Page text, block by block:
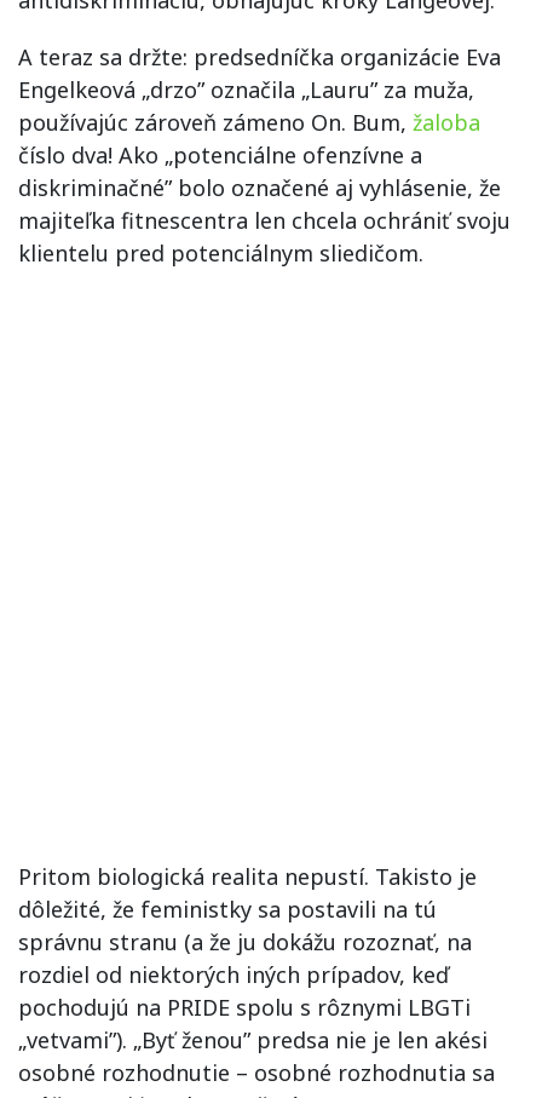
A teraz sa držte: predsedníčka organizácie Eva
Engelkeová „drzo” označila „Lauru” za muža,
používajúc zároveň zámeno On. Bum, žaloba
číslo dva! Ako „potenciálne ofenzívne a
diskriminačné” bolo označené aj vyhlásenie, že
majiteľka fitnescentra len chcela ochrániť svoju
klientelu pred potenciálnym sliedičom.
Pritom biologická realita nepustí. Takisto je
dôležité, že feministky sa postavili na tú
správnu stranu (a že ju dokážu rozoznať, na
rozdiel od niektorých iných prípadov, keď
pochodujú na PRIDE spolu s rôznymi LBGTi
„vetvami”). „Byť ženou” predsa nie je len akési
osobné rozhodnutie – osobné rozhodnutia sa